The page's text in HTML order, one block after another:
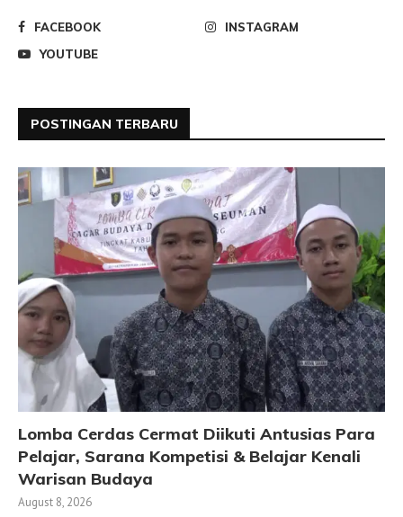
FACEBOOK
INSTAGRAM
YOUTUBE
POSTINGAN TERBARU
Lomba Cerdas Cermat Diikuti Antusias Para
Pelajar, Sarana Kompetisi & Belajar Kenali
Warisan Budaya
August 8, 2026